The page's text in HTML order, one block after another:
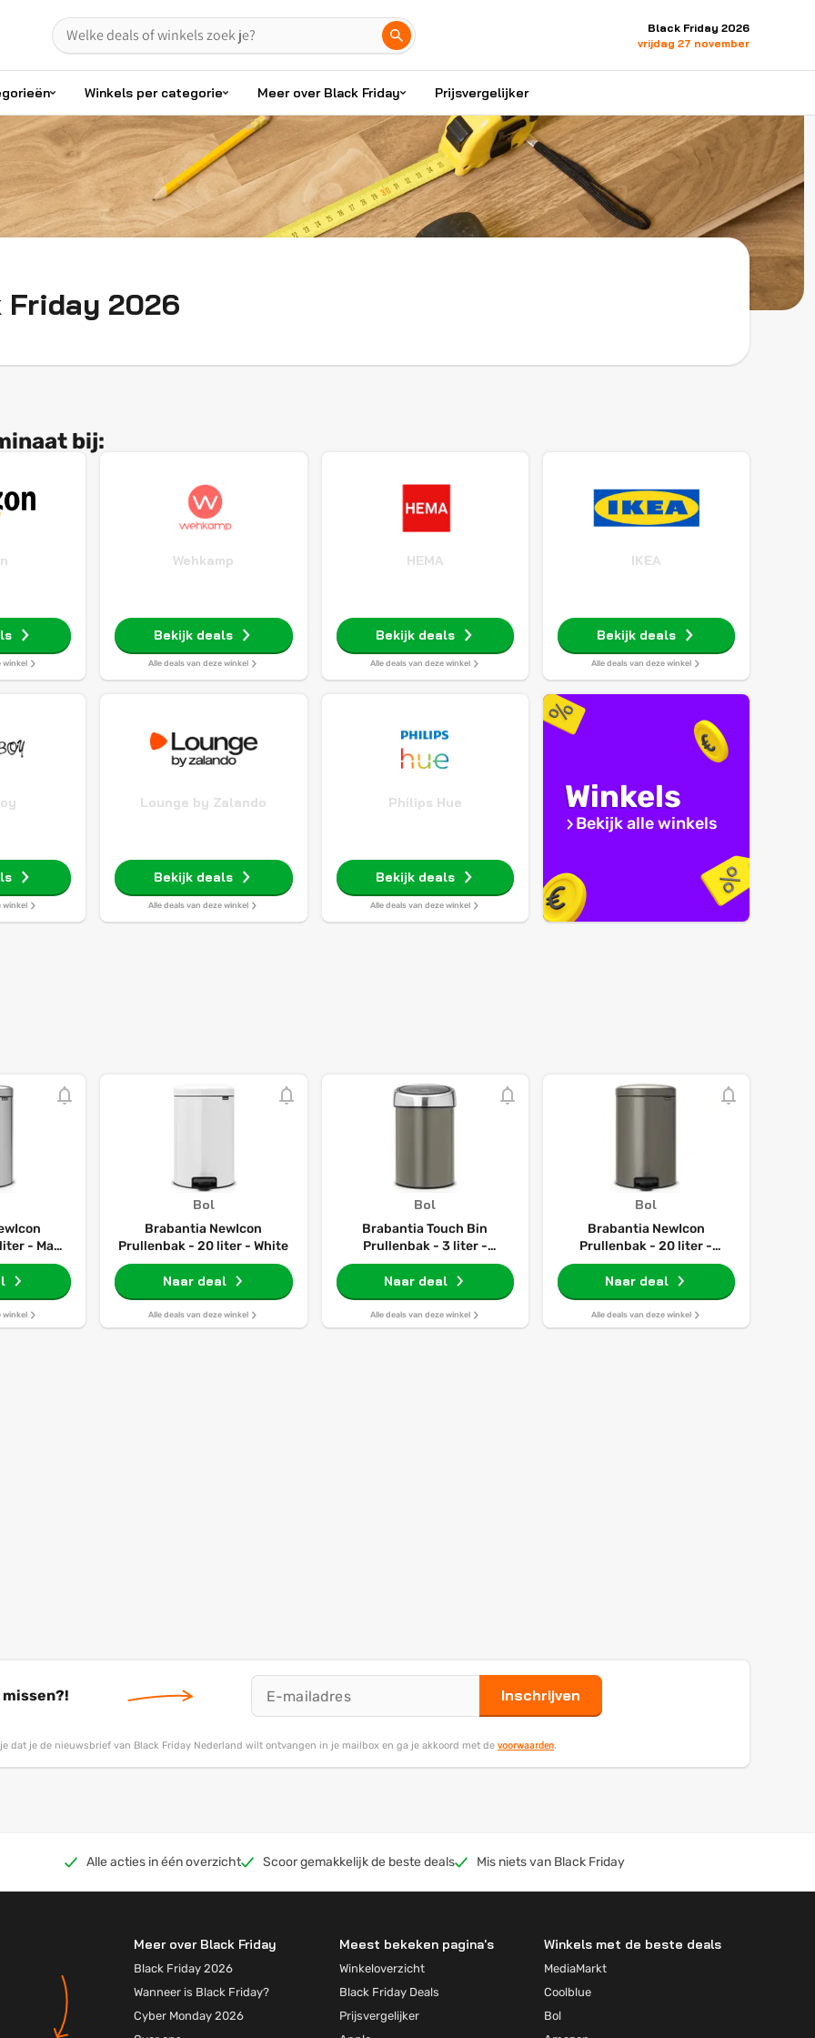
Black Friday 2026
vrijdag 27 november
Winkels per categorie Meer over Black Friday Prijsvergelijker
Friday 2026
bij:
winkel
Wehkamp
Bekijk deals
Alle deals van deze winkel
HEMA
Bekijk deals
Alle deals van deze winkel
IKEA
Bekijk deals
Alle deals van deze winkel
winkel
Lounge by Zalando
Bekijk deals
Alle deals van deze winkel
Philips Hue
Bekijk deals
Alle deals van deze winkel
Winkels
Bekijk alle winkels
- Matt
winkel
Bol
Brabantia NewIcon
Prullenbak - 20 liter - White
Naar deal
Alle deals van deze winkel
Bol
Brabantia Touch Bin
Prullenbak - 3 liter -
Badkamer - Platinum / Matt
Steel deksel
Naar deal
Alle deals van deze winkel
Bol
Brabantia NewIcon
Prullenbak - 20 liter -
Platinum
Naar deal
Alle deals van deze winkel
Inschrijven
dat je de nieuwsbrief van Black Friday Nederland wilt ontvangen in je mailbox en ga je akkoord met de voorwaarden.
Alle acties in één overzicht Scoor gemakkelijk de beste deals Mis niets van Black Friday
Meer over Black Friday
Black Friday 2026
Wanneer is Black Friday?
Cyber Monday 2026
Meest bekeken pagina's
Winkeloverzicht
Black Friday Deals
Prijsvergelijker
Winkels met de beste deals
MediaMarkt
Coolblue
Bol